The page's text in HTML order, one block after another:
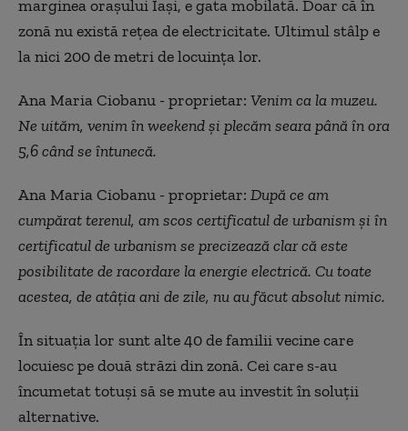
marginea orașului Iași, e gata mobilată. Doar că în
zonă nu există rețea de electricitate. Ultimul stâlp e
la nici 200 de metri de locuința lor.
Ana Maria Ciobanu - proprietar: Venim ca la muzeu.
Ne uităm, venim în weekend și plecăm seara până în ora
5,6 când se întunecă.
Ana Maria Ciobanu - proprietar: După ce am
cumpărat terenul, am scos certificatul de urbanism și în
certificatul de urbanism se precizează clar că este
posibilitate de racordare la energie electrică. Cu toate
acestea, de atâția ani de zile, nu au făcut absolut nimic.
În situația lor sunt alte 40 de familii vecine care
locuiesc pe două străzi din zonă. Cei care s-au
încumetat totuși să se mute au investit în soluții
alternative.